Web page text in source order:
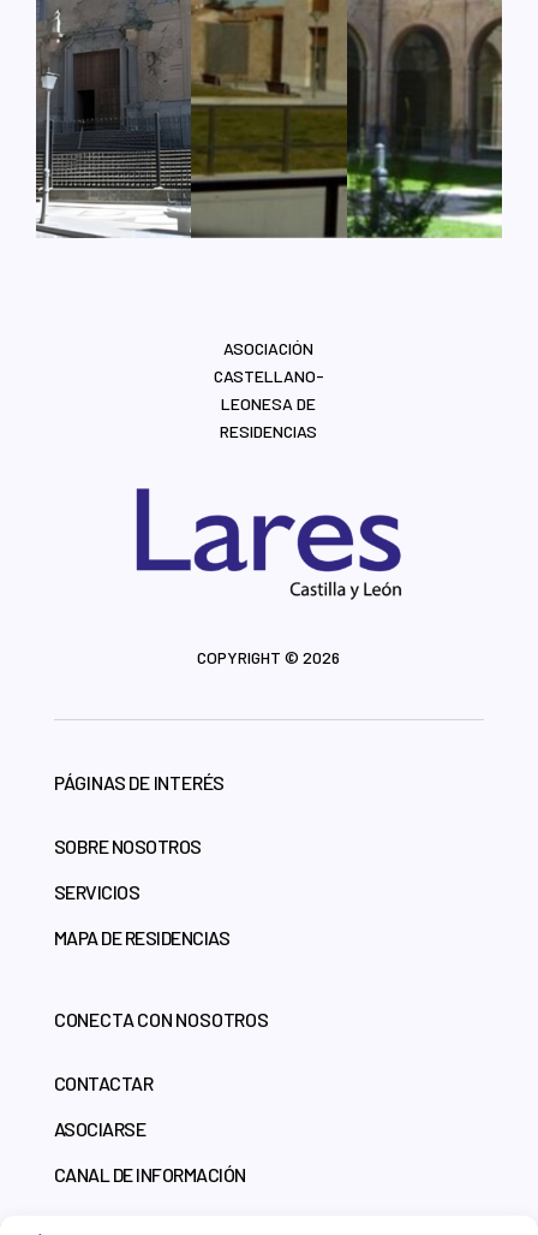
ASOCIACIÓN
CASTELLANO-
LEONESA DE
RESIDENCIAS
COPYRIGHT © 2026
PÁGINAS DE INTERÉS
SOBRE NOSOTROS
SERVICIOS
MAPA DE RESIDENCIAS
CONECTA CON NOSOTROS
CONTACTAR
ASOCIARSE
CANAL DE INFORMACIÓN